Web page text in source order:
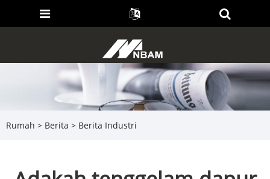
Rumah > Berita > Berita Industri